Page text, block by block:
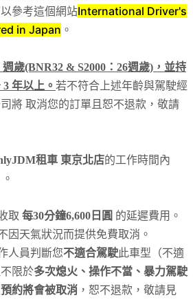
參考這個網站International Driver's
in Japan 。
歲(BNR32 & S2000：26週歲)，並持
年以上。 若不符合上述年齡與駕駛經
將 取消您的訂單且恕不退款，敬請
租車 東京北店的工作時間內
取 每30分鐘6,600日圓 的延遲費用。
因天氣狀況而提供免費取消。
人員判斷您不適合駕駛此車型（不適
限於多次熄火、操作不當、暴力駕駛
預約將會被取消 ，恕不退款，敬請見